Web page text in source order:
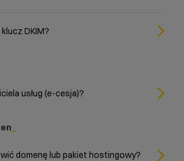
DKIM?
usług (e-cesja)?
domenę lub pakiet hostingowy?